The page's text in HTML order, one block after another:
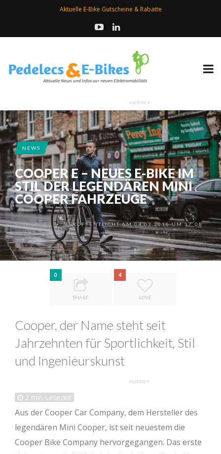
Aktuelle E-Bike Gutscheine & Rabatte
NEWS
COOPER E – NEUES E-BIKE IM
STIL DER LEGENDÄREN MINI
COOPER FAHRZEUGE
VONGEORG •VERÖFFENTLICHT AM 04.03.2018 UM 17:08
0
SHARE
4
LOVE
Cooper, der Name steht seit
Jahrzehnten für Sportlichkeit, Stil
und Ingenieurskunst
2 min Lesezeit
Aus der Cooper Car Company, dem Hersteller des
legendären Mini Cooper, ist seit neuestem die
Cooper Bike Company hervorgegangen. Das erste